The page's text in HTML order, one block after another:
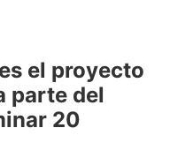
el proyecto
parte del
20